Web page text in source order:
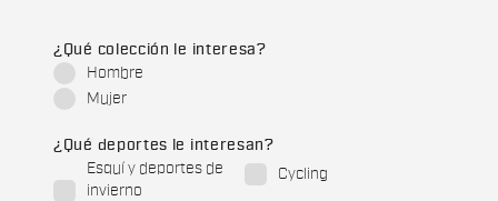
¿Qué colección le interesa?
Hombre
Mujer
¿Qué deportes le interesan?
Esquí y deportes de
invierno
Cycling